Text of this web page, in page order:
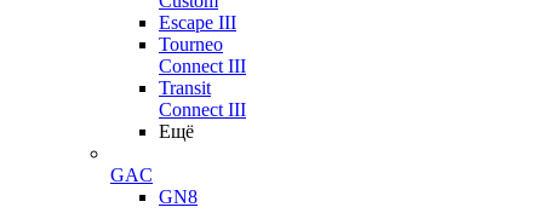
Escape III
Tourneo
Connect III
Transit
Connect III
Ещё
GAC
GN8